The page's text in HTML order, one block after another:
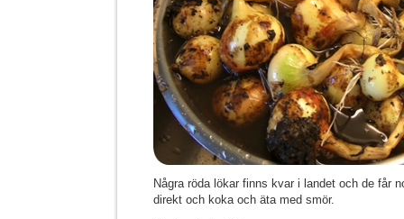
Några röda lökar finns kvar i landet och de får
direkt och koka och äta med smör.